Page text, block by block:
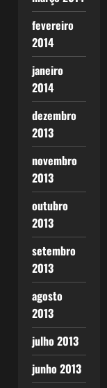
fevereiro
2014
janeiro
2014
dezembro
2013
novembro
2013
outubro
2013
setembro
2013
agosto
2013
julho 2013
junho 2013